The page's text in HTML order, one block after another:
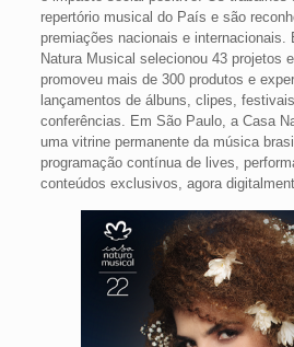
repertório musical do País e são
premiações nacionais e internacionais.
Natura Musical selecionou 43 projetos
promoveu mais de 300 produtos e
lançamentos de álbuns, clipes,
conferências. Em São Paulo, a Casa
uma vitrine permanente da música
programação contínua de lives,
conteúdos exclusivos, agora